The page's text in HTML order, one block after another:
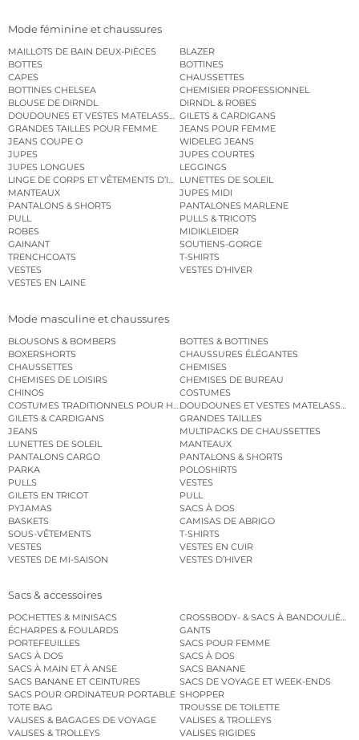
Mode féminine et chaussures
MAILLOTS DE BAIN DEUX-PIÈCES
BLAZER
BOTTES
BOTTINES
CAPES
CHAUSSETTES
BOTTINES CHELSEA
CHEMISIER PROFESSIONNEL
BLOUSE DE DIRNDL
DIRNDL & ROBES
DOUDOUNES ET VESTES MATELASSÉESGILETS & CARDIGANS
GRANDES TAILLES POUR FEMME
JEANS POUR FEMME
JEANS COUPE O
WIDELEG JEANS
JUPES
JUPES COURTES
JUPES LONGUES
LEGGINGS
LINGE DE CORPS ET VÊTEMENTS D’INTÉRIEURLUNETTES DE SOLEIL
MANTEAUX
JUPES MIDI
PANTALONS & SHORTS
PANTALONES MARLENE
PULL
PULLS & TRICOTS
ROBES
MIDIKLEIDER
GAINANT
SOUTIENS-GORGE
TRENCHCOATS
T-SHIRTS
VESTES
VESTES D’HIVER
VESTES EN LAINE
Mode masculine et chaussures
BLOUSONS & BOMBERS
BOTTES & BOTTINES
BOXERSHORTS
CHAUSSURES ÉLÉGANTES
CHAUSSETTES
CHEMISES
CHEMISES DE LOISIRS
CHEMISES DE BUREAU
CHINOS
COSTUMES
COSTUMES TRADITIONNELS POUR HOMMEDOUDOUNES ET VESTES MATELASSÉES
GILETS & CARDIGANS
GRANDES TAILLES
JEANS
MULTIPACKS DE CHAUSSETTES
LUNETTES DE SOLEIL
MANTEAUX
PANTALONS CARGO
PANTALONS & SHORTS
PARKA
POLOSHIRTS
PULLS
VESTES
GILETS EN TRICOT
PULL
PYJAMAS
SACS À DOS
BASKETS
CAMISAS DE ABRIGO
SOUS-VÊTEMENTS
T-SHIRTS
VESTES
VESTES EN CUIR
VESTES DE MI-SAISON
VESTES D’HIVER
Sacs & accessoires
POCHETTES & MINISACS
CROSSBODY- & SACS À BANDOULIÈRE
ÉCHARPES & FOULARDS
GANTS
PORTEFEUILLES
SACS POUR FEMME
SACS À DOS
SACS À DOS
SACS À MAIN ET À ANSE
SACS BANANE
SACS BANANE ET CEINTURES
SACS DE VOYAGE ET WEEK-ENDS
SACS POUR ORDINATEUR PORTABLE SHOPPER
TOTE BAG
TROUSSE DE TOILETTE
VALISES & BAGAGES DE VOYAGE
VALISES & TROLLEYS
VALISES & TROLLEYS
VALISES RIGIDES